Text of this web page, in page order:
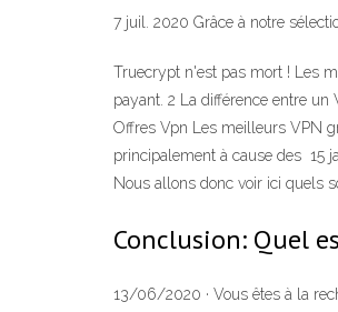
7 juil. 2020 Grâce à notre
Truecrypt n'est pas mort ! Les
payant. 2 La différence entre
Offres Vpn Les meilleurs VPN
principalement à cause des 15
Nous allons donc voir ici quels
Conclusion: Quel
13/06/2020 · Vous êtes à la